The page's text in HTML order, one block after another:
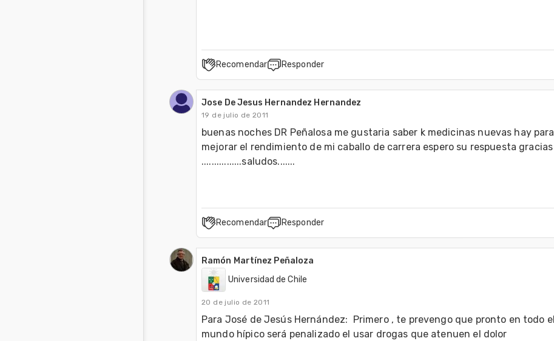
Recomendar Responder
Jose De Jesus Hernandez Hernandez
19 de julio de 2011
buenas noches DR Peñalosa me gustaria saber k medicinas nuevas hay para
mejorar el rendimiento de mi caballo de carrera espero su respuesta gracias
................saludos.......
Recomendar Responder
Ramón Martínez Peñaloza
Universidad de Chile
20 de julio de 2011
Para José de Jesús Hernández:  Primero , te prevengo que pronto en todo el
mundo hípico será penalizado el usar drogas que atenuen el dolor